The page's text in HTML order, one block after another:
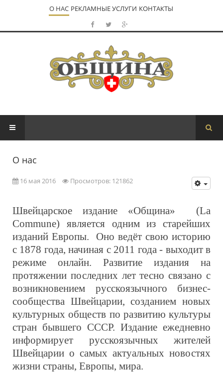
О НАС РЕКЛАМНЫЕ УСЛУГИ КОНТАКТЫ
О нас
16 мая 2016 Просмотров: 121862
Швейцарское издание «Община» (La
Commune) является одним из старейших
изданий Европы. Оно ведёт свою историю
с 1878 года, начиная с 2011 года - выходит в
режиме онлайн. Развитие издания на
протяжении последних лет тесно связано с
возникновением русскоязычного бизнес-
сообщества Швейцарии, созданием новых
культурных обществ по развитию культуры
стран бывшего СССР. Издание ежедневно
информирует русскоязычных жителей
Швейцарии о самых актуальных новостях
жизни страны, Европы, мира.